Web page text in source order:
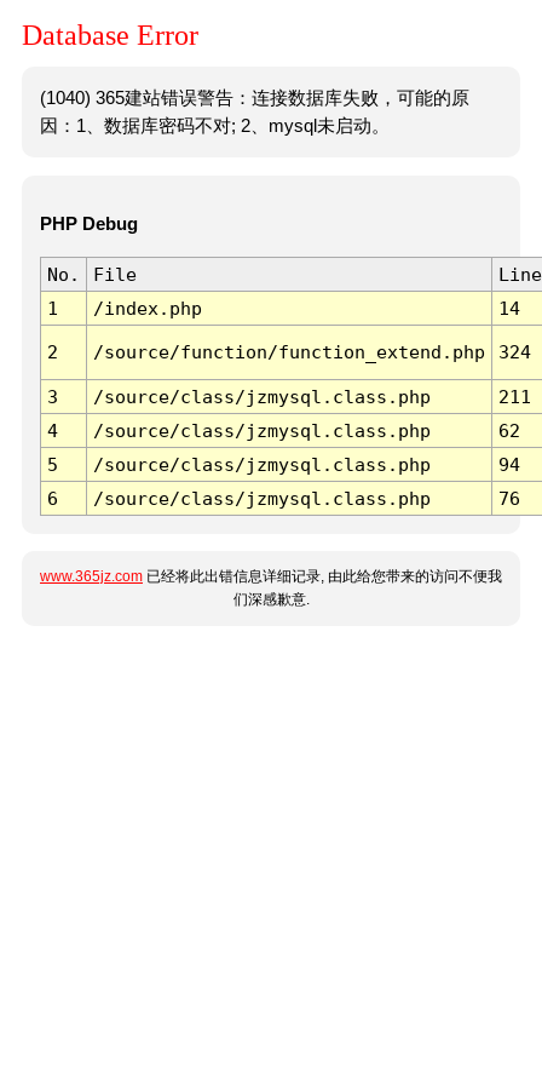
Database Error
(1040) 365建站错误警告：连接数据库失败，可能的原
因：1、数据库密码不对; 2、mysql未启动。
PHP Debug
No. File
Line
1
/index.php 14
2 /source/function/function_extend.php 324
3 /source/class/jzmysql.class.php
211
4
/source/class/jzmysql.class.php
62
5
/source/class/jzmysql.class.php
94
6
/source/class/jzmysql.class.php 76
www.365jz.com 已经将此出错信息详细记录, 由此给您带来的访问不便我
们深感歉意.